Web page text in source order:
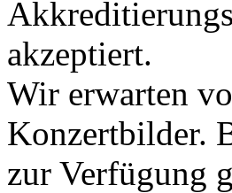
akzeptiert.
Wir erwarten
Konzertbilder.
zur Verfügung